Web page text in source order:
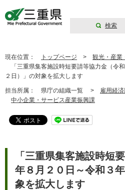
検索
現在位置： トップページ > 観光・産業
「三重県集客施設時短要請等協力金（令
２日）」の対象を拡大します
担当所属： 県庁の組織一覧 > 雇用経
中小企業・サービス産業振興課
「三重県集客施設時短
年８月２０日～令和３
象を拡大します